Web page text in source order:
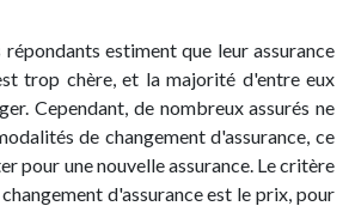
estiment que leur assurance
trop chère, et la majorité d'entre eux
Cependant, de nombreux assurés ne
de changement d'assurance, ce
pour une nouvelle assurance. Le critère
d'assurance est le prix, pour